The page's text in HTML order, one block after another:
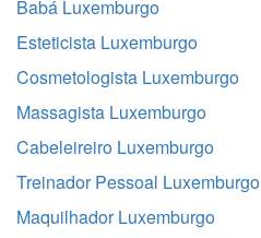
Babá Luxemburgo
Esteticista Luxemburgo
Cosmetologista Luxemburgo
Massagista Luxemburgo
Cabeleireiro Luxemburgo
Treinador Pessoal Luxemburgo
Maquilhador Luxemburgo